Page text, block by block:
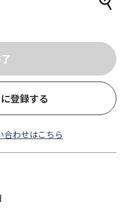
登録する
合わせはこちら